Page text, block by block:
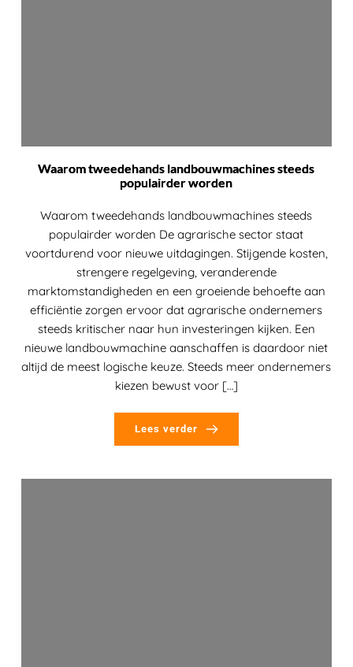
Waarom tweedehands landbouwmachines steeds
populairder worden
Waarom tweedehands landbouwmachines steeds
populairder worden De agrarische sector staat
voortdurend voor nieuwe uitdagingen. Stijgende kosten,
strengere regelgeving, veranderende
marktomstandigheden en een groeiende behoefte aan
efficiëntie zorgen ervoor dat agrarische ondernemers
steeds kritischer naar hun investeringen kijken. Een
nieuwe landbouwmachine aanschaffen is daardoor niet
altijd de meest logische keuze. Steeds meer ondernemers
kiezen bewust voor […]
Lees verder